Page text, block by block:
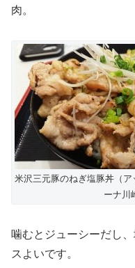
肉。
米沢三元豚のねぎ塩豚丼（
ーナ川
噛むとジューシーだし
スよいです。